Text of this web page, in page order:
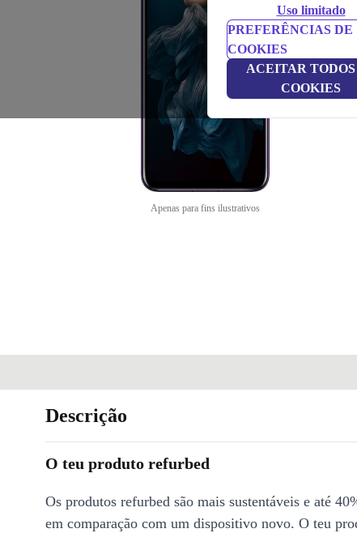
Uso limitado
PREFERÊNCIAS DE
COOKIES
ACEITAR TODOS
COOKIES
Apenas para fins ilustrativos
Descrição
O teu produto refurbed
Os produtos refurbed são mais sustentáveis e até
em comparação com um dispositivo novo. O teu